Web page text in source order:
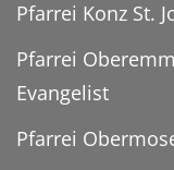
Pfarrei Konz St.
Pfarrei
Evangelist
Pfarrei